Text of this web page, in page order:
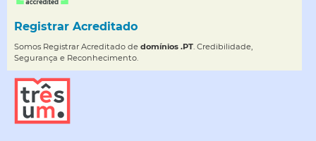
Registrar Acreditado
Somos Registrar Acreditado de domínios .PT . Credibilidade,
Segurança e Reconhecimento.